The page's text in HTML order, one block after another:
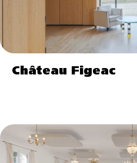
Château Figeac